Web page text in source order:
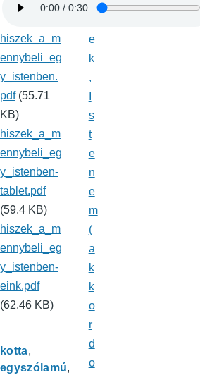
hiszek_a_m
ennybeli_eg
y_istenben.
pdf (55.71
KB)
hiszek_a_m
ennybeli_eg
y_istenben-
tablet.pdf
(59.4 KB)
hiszek_a_m
ennybeli_eg
y_istenben-
eink.pdf
(62.46 KB)
kotta
egyszólamú
e
k
,
s
t
e
n
e
m
(
a
k
k
o
r
d
o